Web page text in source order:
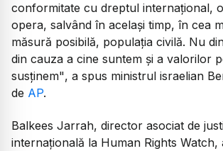
conformitate cu dreptul internațional,
opera, salvând în același timp, în cea
măsură posibilă, populația civilă. Nu
din cauza a cine suntem și a valorilor
susținem", a spus ministrul israelian
de AP.
Balkees Jarrah, director asociat de
internațională la Human Rights Watch,